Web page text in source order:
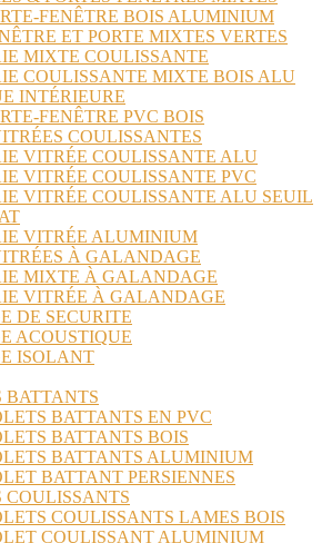
FENÊTRE BOIS ALUMINIUM
ET PORTE MIXTES VERTES
MIXTE COULISSANTE
COULISSANTE MIXTE BOIS ALU
INTÉRIEURE
FENÊTRE PVC BOIS
COULISSANTES
VITRÉE COULISSANTE ALU
VITRÉE COULISSANTE PVC
VITRÉE COULISSANTE ALU SEUIL
VITRÉE ALUMINIUM
À GALANDAGE
MIXTE À GALANDAGE
VITRÉE À GALANDAGE
DE SECURITE
ACOUSTIQUE
ISOLANT
BATTANTS
BATTANTS EN PVC
BATTANTS BOIS
BATTANTS ALUMINIUM
BATTANT PERSIENNES
COULISSANTS
COULISSANTS LAMES BOIS
COULISSANT ALUMINIUM